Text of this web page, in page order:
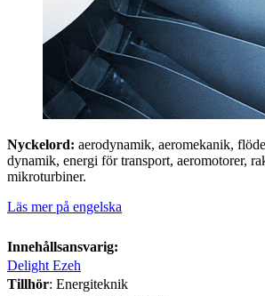
Nyckelord: aerodynamik, aeromekanik,
dynamik, energi för transport, aeromotorer,
mikroturbiner.
Läs mer på engelska
Innehållsansvarig:
Delight Ezeh
Tillhör: Energiteknik